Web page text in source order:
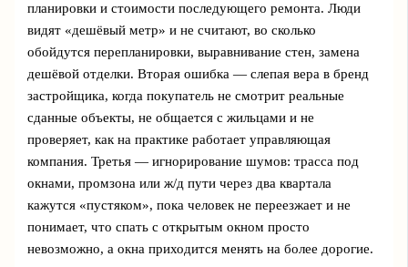
планировки и стоимости последующего ремонта. Люди
видят «дешёвый метр» и не считают, во сколько
обойдутся перепланировки, выравнивание стен, замена
дешёвой отделки. Вторая ошибка — слепая вера в бренд
застройщика, когда покупатель не смотрит реальные
сданные объекты, не общается с жильцами и не
проверяет, как на практике работает управляющая
компания. Третья — игнорирование шумов: трасса под
окнами, промзона или ж/д пути через два квартала
кажутся «пустяком», пока человек не переезжает и не
понимает, что спать с открытым окном просто
невозможно, а окна приходится менять на более дорогие.